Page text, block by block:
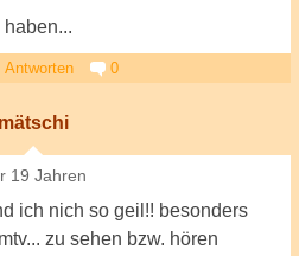
Antworten 0
mätschi
19 Jahren
ich nich so geil!! besonders
zu sehen bzw. hören